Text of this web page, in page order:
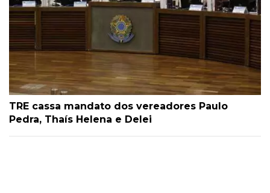
TRE cassa mandato dos vereadores Paulo
Pedra, Thaís Helena e Delei